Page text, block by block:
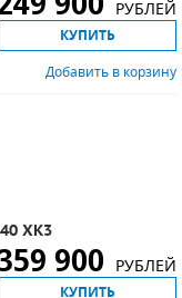
РУБЛЕЙ
КУПИТЬ
Добавить в корзину
XK3
900 РУБЛЕЙ
КУПИТЬ